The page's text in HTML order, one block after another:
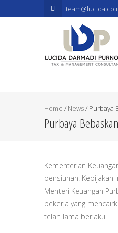
.mapouter{position:relative;text-
Home / News/ Purbaya
Purbaya
Kementerian
pensiunan.
Menteri Keuangan
pekerja yang
telah lama berlaku.